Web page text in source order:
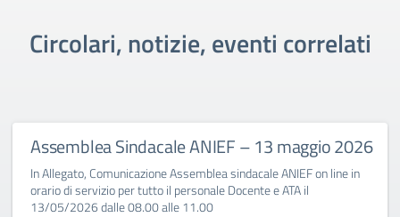
Circolari, notizie, eventi correlati
Assemblea Sindacale ANIEF – 13 maggio 2026
In Allegato, Comunicazione Assemblea sindacale ANIEF on line in
orario di servizio per tutto il personale Docente e ATA il
13/05/2026 dalle 08.00 alle 11.00